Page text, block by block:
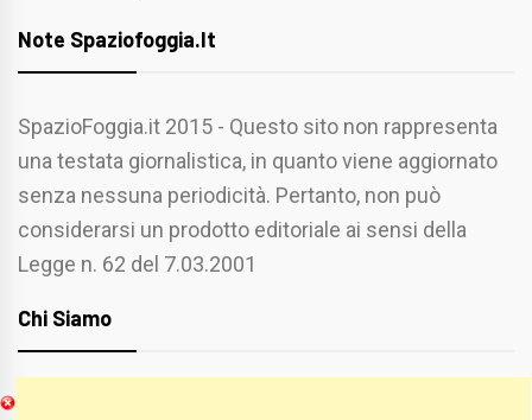
Note Spaziofoggia.it
SpazioFoggia.it 2015 - Questo sito non rappresenta
una testata giornalistica, in quanto viene aggiornato
senza nessuna periodicità. Pertanto, non può
considerarsi un prodotto editoriale ai sensi della
Legge n. 62 del 7.03.2001
Chi Siamo